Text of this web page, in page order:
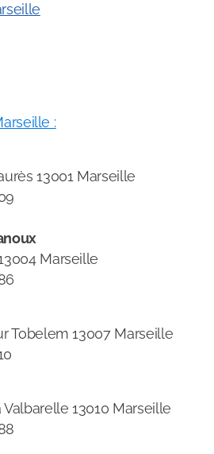
:
13001 Marseille
Marseille
Tobelem 13007 Marseille
13010 Marseille